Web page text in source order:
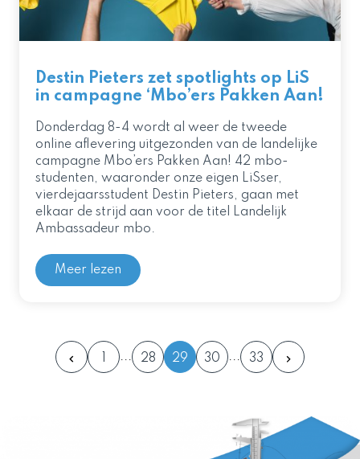
Destin Pieters zet spotlights op LiS
in campagne ‘Mbo’ers Pakken Aan!
Donderdag 8-4 wordt al weer de tweede
online aflevering uitgezonden van de landelijke
campagne Mbo’ers Pakken Aan! 42 mbo-
studenten, waaronder onze eigen LiSser,
vierdejaarsstudent Destin Pieters, gaan met
elkaar de strijd aan voor de titel Landelijk
Ambassadeur mbo.
Meer lezen
28 29 30 33